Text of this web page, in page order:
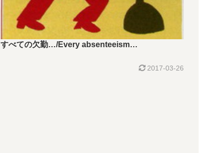
すべての欠勤…/Every absenteeism…
2017-03-26